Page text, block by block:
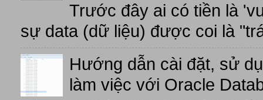
Trước đây ai có tiền là
sự data (dữ liệu) được coi là
Hướng dẫn cài đặt, sử
làm việc với Oracle